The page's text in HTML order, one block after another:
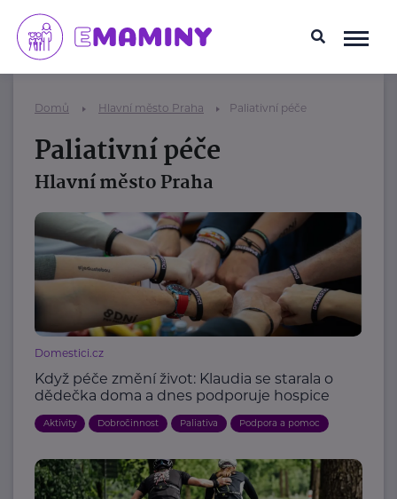
Domů Hlavní město Praha Paliativní péče
Paliativní péče
Hlavní město Praha
Domestici.cz
Když péče změní život: Klaudia se starala o
dědečka doma a dnes podporuje hospice
Aktivity Dobročinnost Paliativa Podpora a pomoc